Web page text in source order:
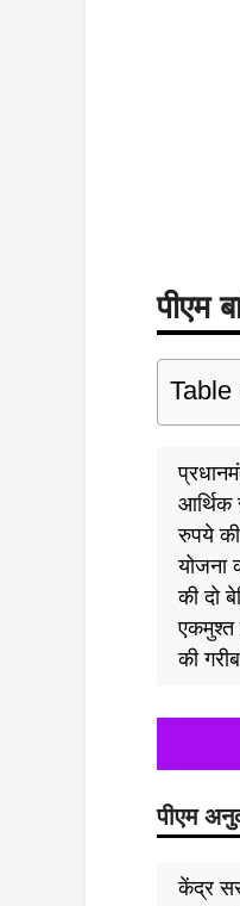
पीएम
Table
आर्थिक
रुपये की
योजना
की दो
एकमुश्त
की
पीएम
केंद्र